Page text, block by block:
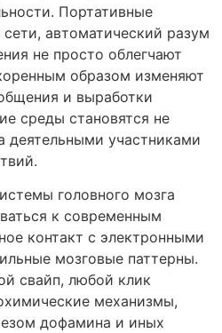
Портативные
автоматический разум
не просто облегчают
образом изменяют
и выработки
среды становятся не
деятельными участниками
головного мозга
к современным
контакт с электронными
мозговые паттерны.
свайп, любой клик
механизмы,
дофамина и иных